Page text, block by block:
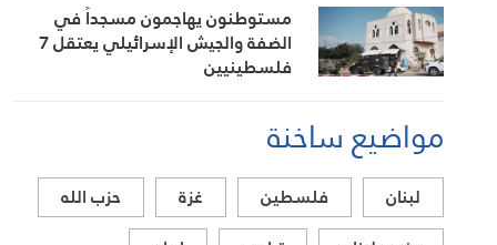
مستوطنون يهاجمون مسجداً في
الضفة والجيش الإسرائيلي يعتقل 7
فلسطينيين
مواضيع ساخنة
لبنان فلسطين غزة
حزب الله